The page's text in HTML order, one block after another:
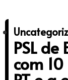
PSL
com